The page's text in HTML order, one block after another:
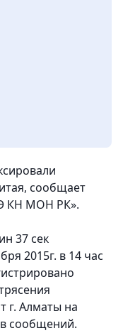
сообщает
КН МОН РК».
37 сек
2015г. в 14 час
г. Алматы на
сообщений.